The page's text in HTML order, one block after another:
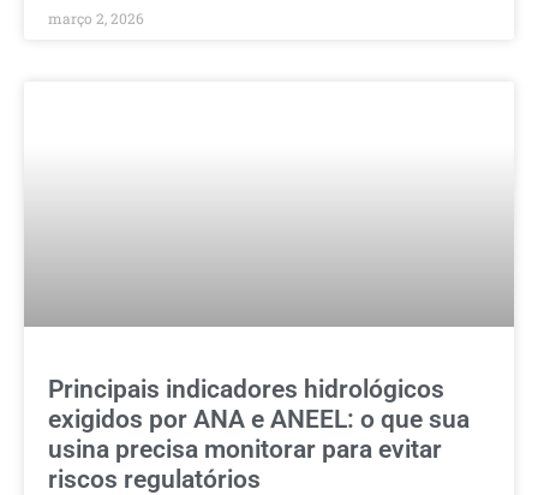
março 2, 2026
Principais indicadores hidrológicos
exigidos por ANA e ANEEL: o que sua
usina precisa monitorar para evitar
riscos regulatórios